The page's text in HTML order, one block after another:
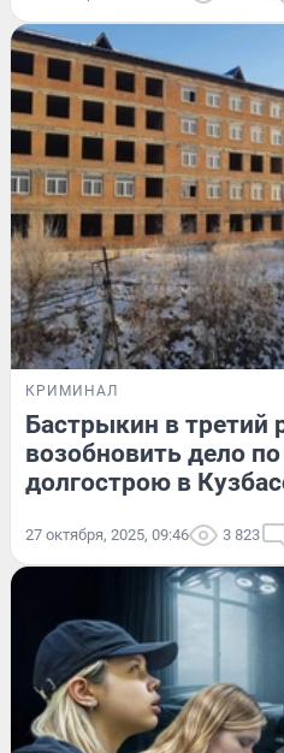
КРИМИНАЛ
Бастрыкин в третий
возобновить дело
долгострою в
27 октября, 2025, 09:46 3 823